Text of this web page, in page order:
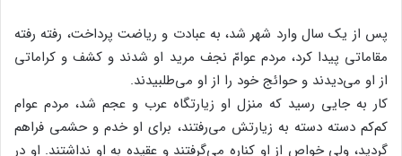
پس از یک سال وارد شهر شد، به عبادت و ریاضت پرداخت، رفته رفته
مقاماتی پیدا کرد، مردم عوامّ نجف مرید او شدند و کشف و کراماتی
از او می‌دیدند و حوائج خود را از او می‌طلبیدند.
کار به جایی رسید که منزل او زیارتگاه عرب و عجم شد، مردم عوام
کم‌کم دسته دسته به زیارتش می‌رفتند، برای او خدم و حشمی فراهم
گردید، ولی خواص از او کناره می‌گرفتند و عقیده به او نداشتند. او در